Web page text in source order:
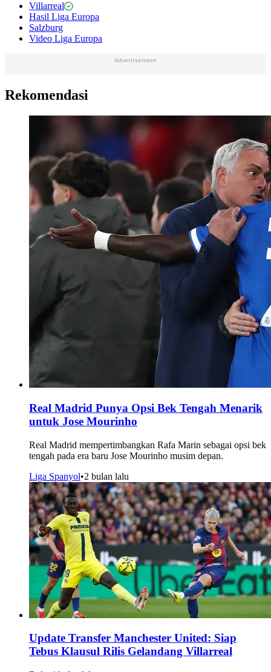
Villarreal
Hasil Liga Europa
Salzburg
Video Liga Europa
Advertisement
Rekomendasi
Real Madrid Punya Opsi Bek Tengah Menarik
untuk Jose Mourinho
Real Madrid mempertimbangkan Rafa Marin sebagai opsi bek
tengah pada era baru Jose Mourinho musim depan.
Liga Spanyol•2 bulan lalu
Update Transfer Manchester United: Siap
Tebus Klausul Rilis Gelandang Villarreal